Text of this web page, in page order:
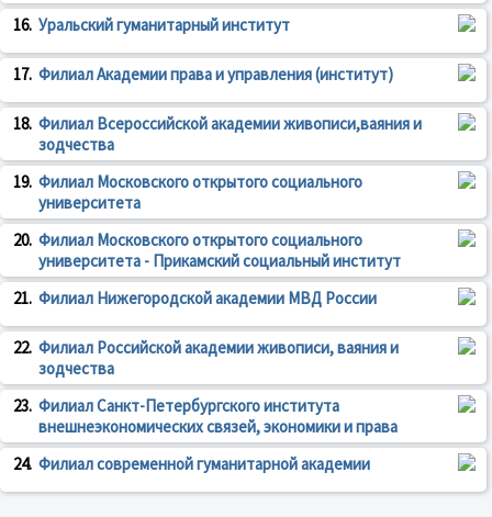
16. Уральский гуманитарный институт
17. Филиал Академии права и управления (институт)
18. Филиал Всероссийской академии живописи,ваяния и
зодчества
19. Филиал Московского открытого социального
университета
20. Филиал Московского открытого социального
университета - Прикамский социальный институт
21. Филиал Нижегородской академии МВД России
22. Филиал Российской академии живописи, ваяния и
зодчества
23. Филиал Санкт-Петербургского института
внешнеэкономических связей, экономики и права
24. Филиал современной гуманитарной академии